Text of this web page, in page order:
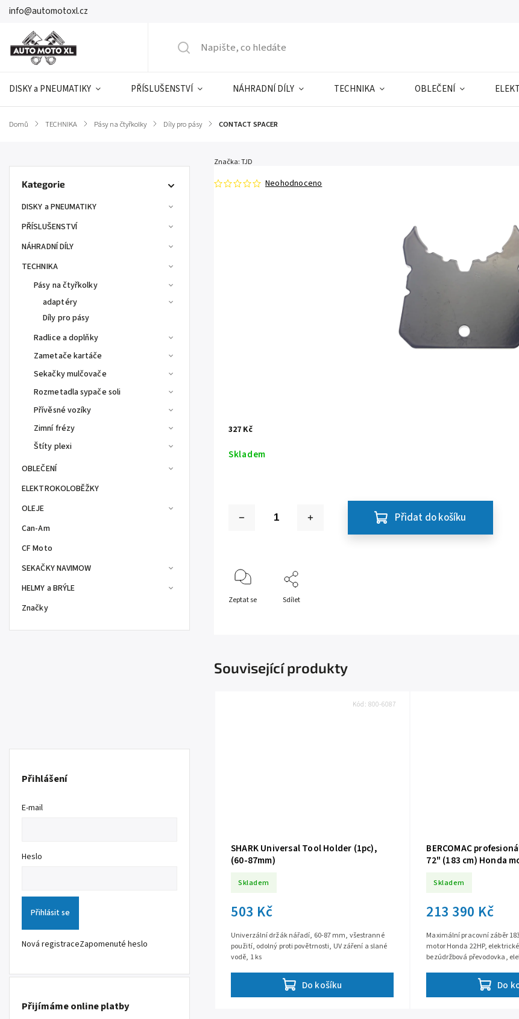
info@automotoxl.cz
DISKY a PNEUMATIKY PŘÍSLUŠENSTVÍ NÁHRADNÍ DÍLY TECHNIKA OBLEČENÍ
Domů / TECHNIKA / Pásy na čtyřkolky / Díly pro pásy / CONTACT SPACER
Kategorie
DISKY a PNEUMATIKY
PŘÍSLUŠENSTVÍ
NÁHRADNÍ DÍLY
TECHNIKA
Pásy na čtyřkolky
adaptéry
Díly pro pásy
Radlice a doplňky
Zametače kartáče
Sekačky mulčovače
Rozmetadla sypače soli
Přívěsné vozíky
Zimní frézy
Štíty plexi
OBLEČENÍ
ELEKTROKOLOBĚŽKY
OLEJE
Can-Am
CF Moto
SEKAČKY NAVIMOW
HELMY a BRÝLE
Značky
Přihlášení
E-mail
Heslo
Přihlásit se
Nová registraceZapomenuté heslo
Přijímáme online platby
Neohodnoceno
Značka:TJD
327 Kč
Skladem
Přidat do košíku
Zeptat se Sdílet
Související produkty
SHARK Universal Tool Holder (1pc),
(60-87mm)
Skladem
503 Kč
Do košíku
Univerzální držák nářadí, 60-87 mm, všestranné
použití, odolný proti povětrnosti, UV záření a slané
vodě, 1 ks
Kód:800-6087
BERCOMAC
72" (183 cm) Honda
Skladem
213 390 Kč
Do
Maximální pracovní záběr
motor Honda 22HP,
bezúdržbová převodovka,